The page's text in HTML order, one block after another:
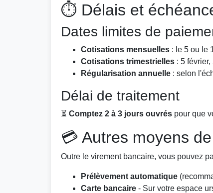
⏱️ Délais et
Dates limites de
Cotisations mensuelles : le 5 ou le
Cotisations trimestrielles : 5
Régularisation annuelle : selon
Délai de traitement
⏳ Comptez 2 à 3 jours ouvrés pour que
💳 Autres moyens
Outre le virement bancaire, vous pouvez
Prélèvement automatique
Carte bancaire - Sur votre espace